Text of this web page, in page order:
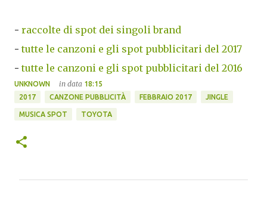
- raccolte di spot dei singoli brand
-tutte le canzoni e gli spot pubblicitari del 2017
-tutte le canzoni e gli spot pubblicitari del 2016
UNKNOWN in data 18:15
2017
CANZONE PUBBLICITÀ FEBBRAIO 2017 JINGLE
MUSICA SPOT TOYOTA